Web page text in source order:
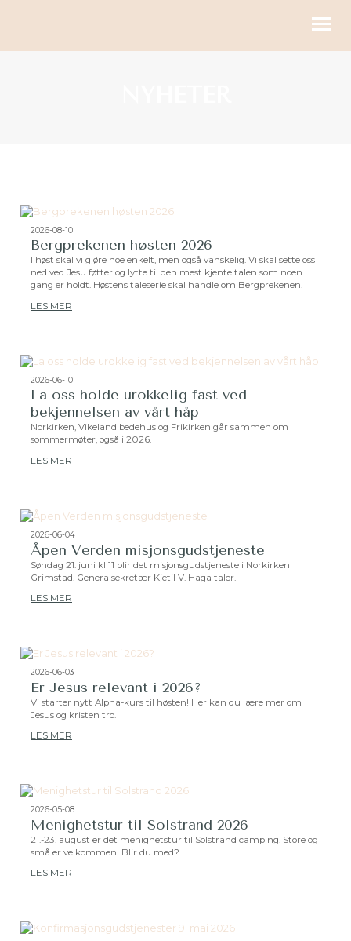
OM OSS
GI
2026-08-10
Bergprekenen høsten 2026
I høst skal vi gjøre noe enkelt, men også vanskelig. Vi skal sette oss
ned ved Jesu føtter og lytte til den mest kjente talen som noen
gang er holdt. Høstens taleserie skal handle om Bergprekenen.
LES MER
2026-06-10
La oss holde urokkelig fast ved
bekjennelsen av vårt håp
Norkirken, Vikeland bedehus og Frikirken går sammen om
sommermøter, også i 2026.
LES MER
2026-06-04
Åpen Verden misjonsgudstjeneste
Søndag 21. juni kl 11 blir det misjonsgudstjeneste i Norkirken
Grimstad. Generalsekretær Kjetil V. Haga taler.
LES MER
2026-06-03
Er Jesus relevant i 2026?
Vi starter nytt Alpha-kurs til høsten! Her kan du lære mer om
Jesus og kristen tro.
LES MER
2026-05-08
Menighetstur til Solstrand 2026
21.-23. august er det menighetstur til Solstrand camping. Store og
små er velkommen! Blir du med?
LES MER